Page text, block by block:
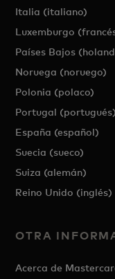
Italia (italiano)
Luxemburgo
Países Bajos
Noruega (noruego)
Polonia (polaco)
Portugal (portugués)
España (español)
Suecia (sueco)
Suiza (alemán)
Reino Unido (inglés)
OTRA
Acerca de